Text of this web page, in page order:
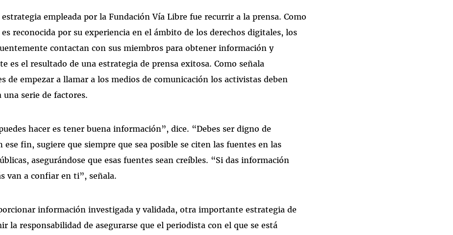
estrategia empleada por la Fundación Vía Libre fue recurrir a la prensa. Como
reconocida por su experiencia en el ámbito de los derechos digitales, los
contactan con sus miembros para obtener información y
es el resultado de una estrategia de prensa exitosa. Como señala
de empezar a llamar a los medios de comunicación los activistas deben
serie de factores.
hacer es tener buena información”, dice. “Debes ser digno de
ese fin, sugiere que siempre que sea posible se citen las fuentes en las
asegurándose que esas fuentes sean creíbles. “Si das información
van a confiar en ti”, señala.
información investigada y validada, otra importante estrategia de
la responsabilidad de asegurarse que el periodista con el que se está